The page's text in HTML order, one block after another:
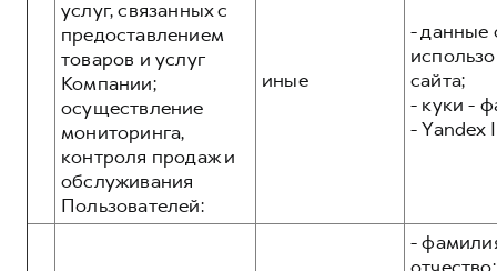
услуг, связанных с
предоставлением
товаров и услуг
Компании;
осуществление
мониторинга,
контроля продаж и
обслуживания
Пользователей:
иные
- данные
сайта;
- куки -
- Yandex
-